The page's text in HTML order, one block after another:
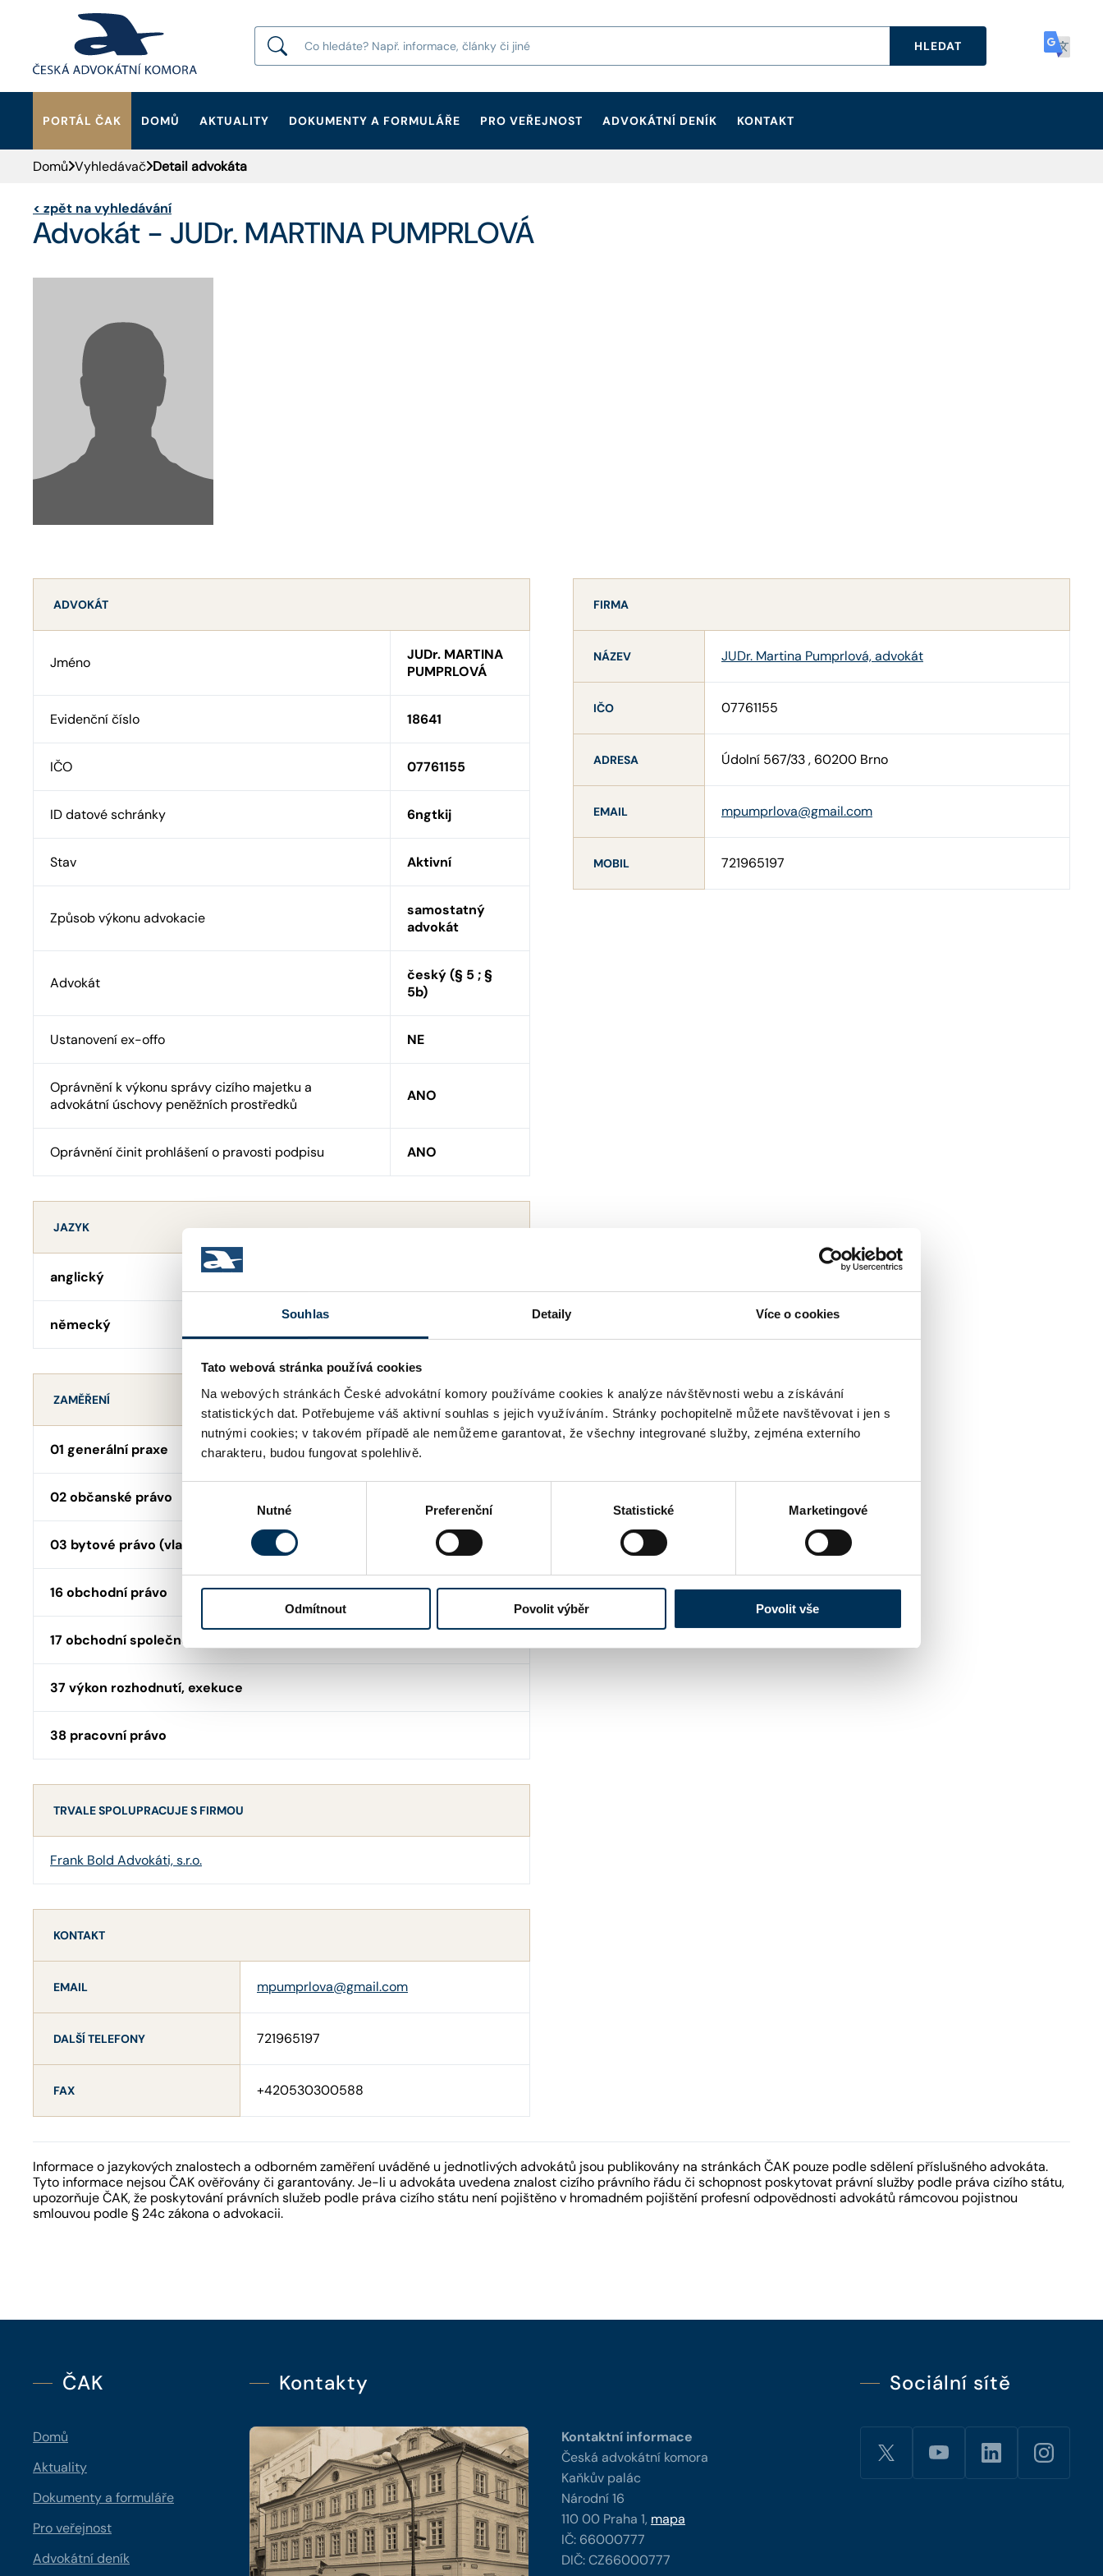
Souhlas Detaily Více o cookies
Tato webová stránka používá cookies
Na webových stránkách České advokátní komory používáme cookies k analýze návštěvnosti webu a získávání
statistických dat. Potřebujeme váš aktivní souhlas s jejich využíváním. Stránky pochopitelně můžete navštěvovat i jen s
nutnými cookies; v takovém případě ale nemůžeme garantovat, že všechny integrované služby, zejména externího
charakteru, budou fungovat spolehlivě.
Nutné Preferenční Statistické Marketingové
Odmítnout Povolit výběr Povolit vše
HLEDAT
PORTÁL ČAK DOMŮ AKTUALITY DOKUMENTY A FORMULÁŘE PRO VEŘEJNOST ADVOKÁTNÍ DENÍK
KONTAKT
HLEDAT
Domů Vyhledávač Detail advokáta
< zpět na vyhledávání
Advokát - JUDr. MARTINA PUMPRLOVÁ
ADVOKÁT
Jméno
JUDr. MARTINA
PUMPRLOVÁ
Evidenční číslo 18641
IČO 07761155
ID datové schránky 6ngtkij
Stav Aktivní
Způsob výkonu advokacie
samostatný
advokát
Advokát
český (§ 5 ; §
5b)
Ustanovení ex-offo NE
Oprávnění k výkonu správy cizího majetku a
advokátní úschovy peněžních prostředků
ANO
Oprávnění činit prohlášení o pravosti podpisu ANO
JAZYK
anglický
německý
ZAMĚŘENÍ
01 generální praxe
02 občanské právo
03 bytové právo (vlastnictví, nájem, SVJ)
16 obchodní právo
17 obchodní společnosti, družstva
37 výkon rozhodnutí, exekuce
38 pracovní právo
TRVALE SPOLUPRACUJE S FIRMOU
Frank Bold Advokáti, s.r.o.
KONTAKT
EMAIL mpumprlova@gmail.com
DALŠÍ TELEFONY 721965197
FAX +420530300588
FIRMA
NÁZEV JUDr. Martina Pumprlová, advokát
IČO 07761155
ADRESA Údolní 567/33 , 60200 Brno
EMAIL mpumprlova@gmail.com
MOBIL 721965197
Informace o jazykových znalostech a odborném zaměření uváděné u jednotlivých advokátů jsou publikovány na stránkách ČAK pouze podle sdělení příslušného advokáta.
Tyto informace nejsou ČAK ověřovány či garantovány. Je-li u advokáta uvedena znalost cizího právního řádu či schopnost poskytovat právní služby podle práva cizího státu,
upozorňuje ČAK, že poskytování právních služeb podle práva cizího státu není pojištěno v hromadném pojištění profesní odpovědnosti advokátů rámcovou pojistnou
smlouvou podle § 24c zákona o advokacii.
ČAK
Domů
Aktuality
Dokumenty a formuláře
Pro veřejnost
Advokátní deník
Kontakty
Kontaktní informace
Česká advokátní komora
Kaňkův palác
Národní 16
110 00 Praha 1, mapa
IČ: 66000777
DIČ: CZ66000777
Sociální sítě